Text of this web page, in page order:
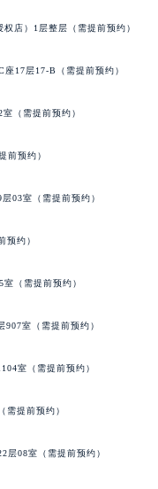
店）1层整层（需提前预约）
17层17-B（需提前预约）
（需提前预约）
前预约）
03室（需提前预约）
预约）
（需提前预约）
室（需提前预约）
室（需提前预约）
需提前预约）
层08室（需提前预约）